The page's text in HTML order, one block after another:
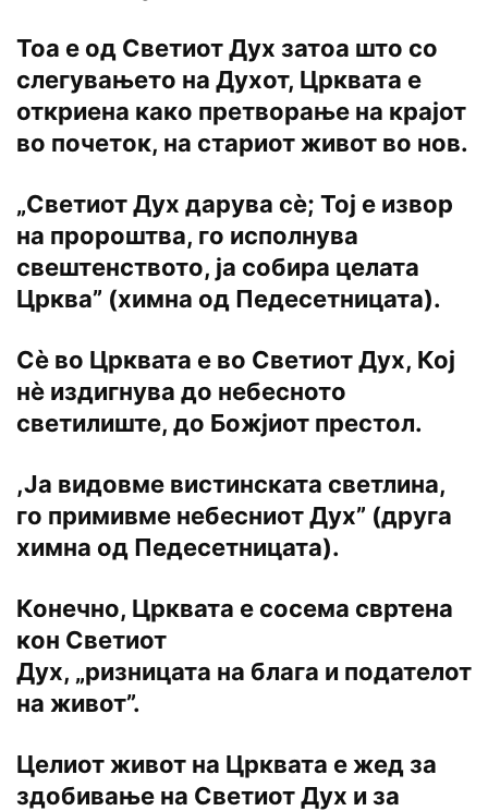
Тоа е од Светиот Дух затоа што co
слегувањето на Духот, Црквата е
откриена како претворање на крајот
во почеток, на стариот живот во нов.
„Светиот Дух дарува сѐ; Toj е извор
на пророштва, го исполнува
свештенството, ја собира целата
Црква” (химна од Педесетницата).
Сѐ во Црквата е во Светиот Дух, Кој
нѐ издигнува до небесното
светилиште, до Божјиот престол.
,Ја видовме вистинската светлина,
го примивме небесниот Дух” (друга
химна од Педесетницата).
Конечно, Црквата е сосема свртена
кон Светиот
Дух, „ризницата на блага и подателот
на живот”.
Целиот живот на Црквата е жед за
здобивање на Светиот Дух и за